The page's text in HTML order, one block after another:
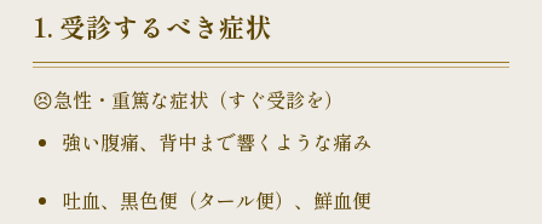
1. 受診するべき症状
😣急性・重篤な症状（すぐ受診を）
強い腹痛、背中まで響くような痛み
吐血、黒色便（タール便）、鮮血便